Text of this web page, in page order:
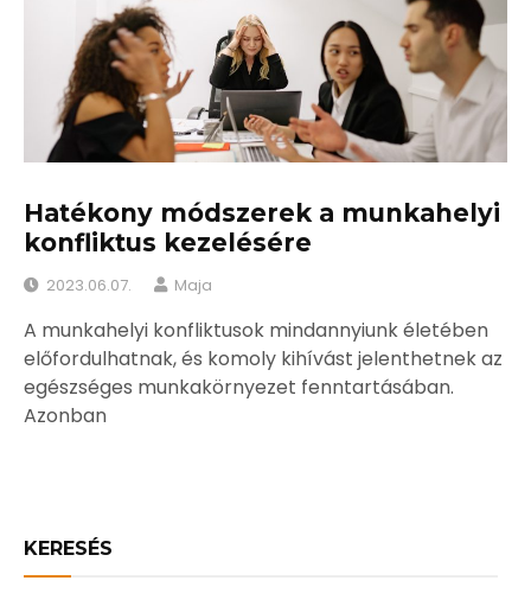
Hatékony módszerek a munkahelyi
konfliktus kezelésére
2023.06.07. Maja
A munkahelyi konfliktusok mindannyiunk életében
előfordulhatnak, és komoly kihívást jelenthetnek az
egészséges munkakörnyezet fenntartásában.
Azonban
KERESÉS